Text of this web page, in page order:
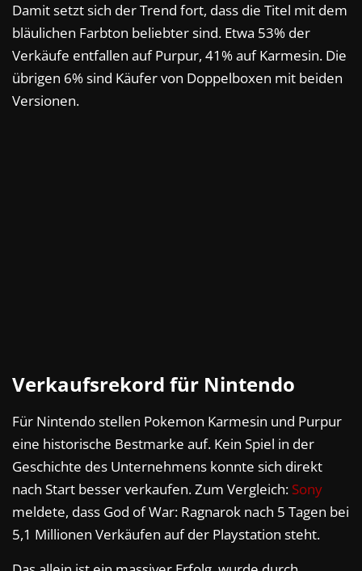
Damit setzt sich der Trend fort, dass die Titel mit dem
bläulichen Farbton beliebter sind. Etwa 53% der
Verkäufe entfallen auf Purpur, 41% auf Karmesin. Die
übrigen 6% sind Käufer von Doppelboxen mit beiden
Versionen.
Verkaufsrekord für Nintendo
Für Nintendo stellen Pokemon Karmesin und Purpur
eine historische Bestmarke auf. Kein Spiel in der
Geschichte des Unternehmens konnte sich direkt
nach Start besser verkaufen. Zum Vergleich: Sony
meldete, dass God of War: Ragnarok nach 5 Tagen bei
5,1 Millionen Verkäufen auf der Playstation steht.